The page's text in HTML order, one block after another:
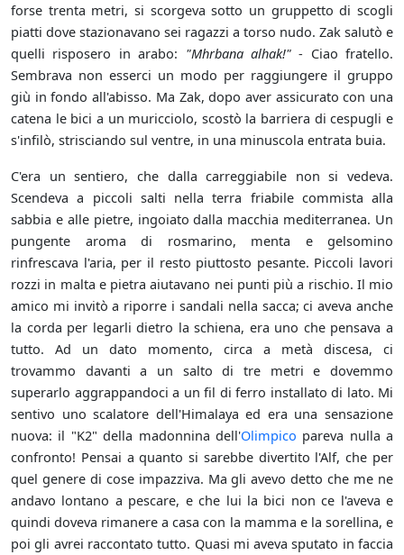
forse trenta metri, si scorgeva sotto un gruppetto di scogli
piatti dove stazionavano sei ragazzi a torso nudo. Zak salutò e
quelli risposero in arabo: "Mhrbana alhak!"- Ciao fratello.
Sembrava non esserci un modo per raggiungere il gruppo
giù in fondo all'abisso. Ma Zak, dopo aver assicurato con una
catena le bici a un muricciolo, scostò la barriera di cespugli e
s'infilò, strisciando sul ventre, in una minuscola entrata buia.
C'era un sentiero, che dalla carreggiabile non si vedeva.
Scendeva a piccoli salti nella terra friabile commista alla
sabbia e alle pietre, ingoiato dalla macchia mediterranea. Un
pungente aroma di rosmarino, menta e gelsomino
rinfrescava l'aria, per il resto piuttosto pesante. Piccoli lavori
rozzi in malta e pietra aiutavano nei punti più a rischio. Il mio
amico mi invitò a riporre i sandali nella sacca; ci aveva anche
la corda per legarli dietro la schiena, era uno che pensava a
tutto. Ad un dato momento, circa a metà discesa, ci
trovammo davanti a un salto di tre metri e dovemmo
superarlo aggrappandoci a un fil di ferro installato di lato. Mi
sentivo uno scalatore dell'Himalaya ed era una sensazione
nuova: il "K2" della madonnina dell'Olimpico pareva nulla a
confronto! Pensai a quanto si sarebbe divertito l'Alf, che per
quel genere di cose impazziva. Ma gli avevo detto che me ne
andavo lontano a pescare, e che lui la bici non ce l'aveva e
quindi doveva rimanere a casa con la mamma e la sorellina, e
poi gli avrei raccontato tutto. Quasi mi aveva sputato in faccia